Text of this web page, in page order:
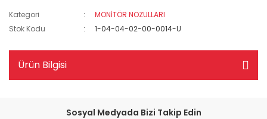
Kategori
MONİTÖR NOZULLARI
Stok Kodu
1-04-04-02-00-0014-U
Ürün Bilgisi
Sosyal Medyada Bizi Takip Edin